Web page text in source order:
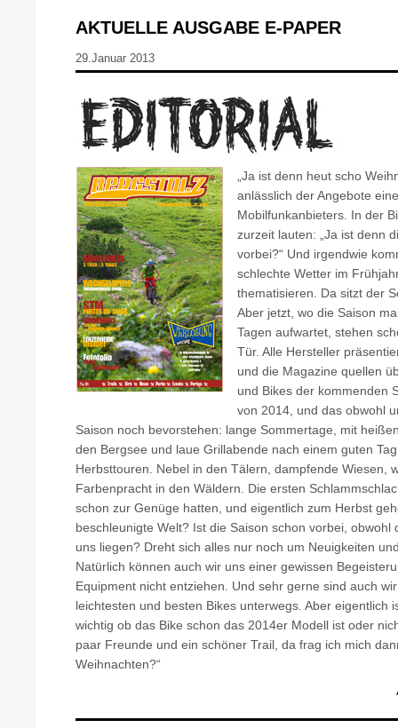
AKTUELLE AUSGABE E-PAPER
29.Januar 2013
„Ja ist denn heut scho
anlässlich der Angebote
Mobilfunkanbieters. In der
zurzeit lauten: „Ja ist denn
vorbei?“ Und irgendwie
schlechte Wetter im
thematisieren. Da sitzt der
Aber jetzt, wo die Saison
Tagen aufwartet, stehen
Tür. Alle Hersteller
und die Magazine quellen
und Bikes der kommenden
von 2014, und das obwohl
Saison noch bevorstehen: lange Sommertage, mit
den Bergsee und laue Grillabende nach einem guten
Herbsttouren. Nebel in den Tälern, dampfende Wiesen,
Farbenpracht in den Wäldern. Die ersten
schon zur Genüge hatten, und eigentlich zum Herbst
beschleunigte Welt? Ist die Saison schon vorbei, obwohl
uns liegen? Dreht sich alles nur noch um Neuigkeiten
Natürlich können auch wir uns einer gewissen
Equipment nicht entziehen. Und sehr gerne sind auch
leichtesten und besten Bikes unterwegs. Aber eigentlich
wichtig ob das Bike schon das 2014er Modell ist oder
paar Freunde und ein schöner Trail, da frag ich mich
Weihnachten?“